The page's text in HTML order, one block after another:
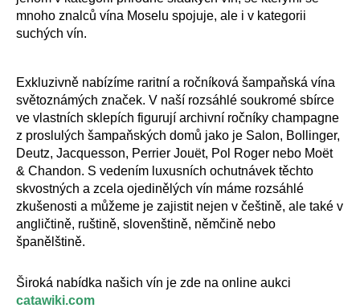
mnoho znalců vína Moselu spojuje, ale i v kategorii
suchých vín.
Exkluzivně nabízíme raritní a ročníková šampaňská vína
světoznámých značek. V naší rozsáhlé soukromé sbírce
ve vlastních sklepích figurují archivní ročníky champagne
z proslulých šampaňských domů jako je Salon, Bollinger,
Deutz, Jacquesson, Perrier Jouët, Pol Roger nebo Moët
& Chandon. S vedením luxusních ochutnávek těchto
skvostných a zcela ojedinělých vín máme rozsáhlé
zkušenosti a můžeme je zajistit nejen v češtině, ale také v
angličtině, ruštině, slovenštině, němčině nebo
španělštině.
Široká nabídka našich vín je zde na online aukci
catawiki.com